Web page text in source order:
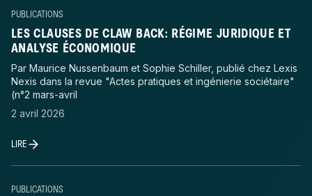
PUBLICATIONS
LES CLAUSES DE CLAW BACK: RÉGIME JURIDIQUE ET
ANALYSE ÉCONOMIQUE
Par Maurice Nussenbaum et Sophie Schiller, publié chez Lexis
Nexis dans la revue "Actes pratiques et ingénierie sociétaire"
(n°2 mars-avril
2 avril 2026
LIRE
PUBLICATIONS